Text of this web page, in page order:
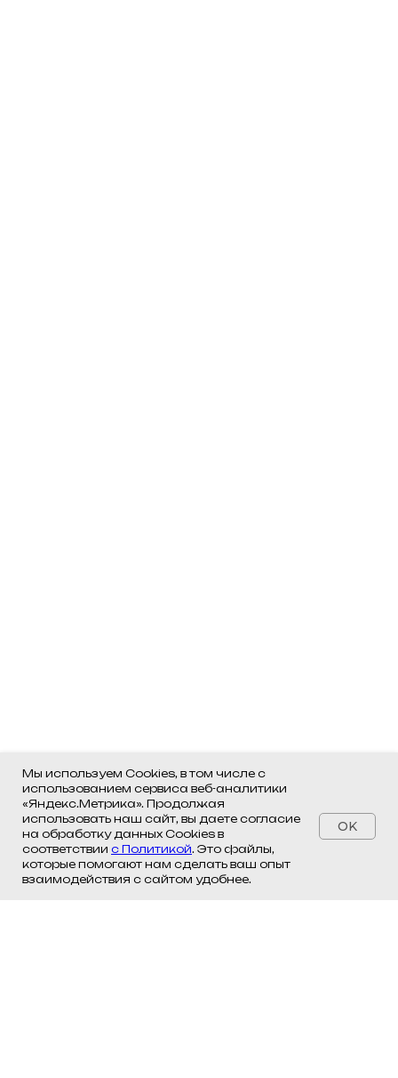
Мы используем Cookies, в том числе с
использованием сервиса веб-аналитики
«Яндекс.Метрика». Продолжая
использовать наш сайт, вы даете согласие
на обработку данных Cookies в
соответствии с Политикой. Это файлы,
которые помогают нам сделать ваш опыт
взаимодействия с сайтом удобнее.
OK